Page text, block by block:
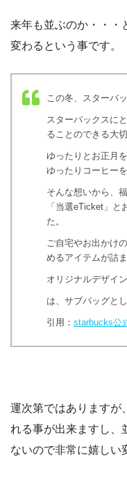
来年も並ぶのか・・・
変わるという事です。
この冬、スターバ
スターバックスに
ることのできる大
ゆったりとお正月
ゆったりコーヒー
そんな想いから、
「当選eTicket」と
た。
ご自宅やお出かけ
めるアイテムが詰ま
オリジナルデザイ
は、サブバッグと
引用： starbucks公
運次第ではありますが
れる事が出来ますし、
ないので非常に嬉しい